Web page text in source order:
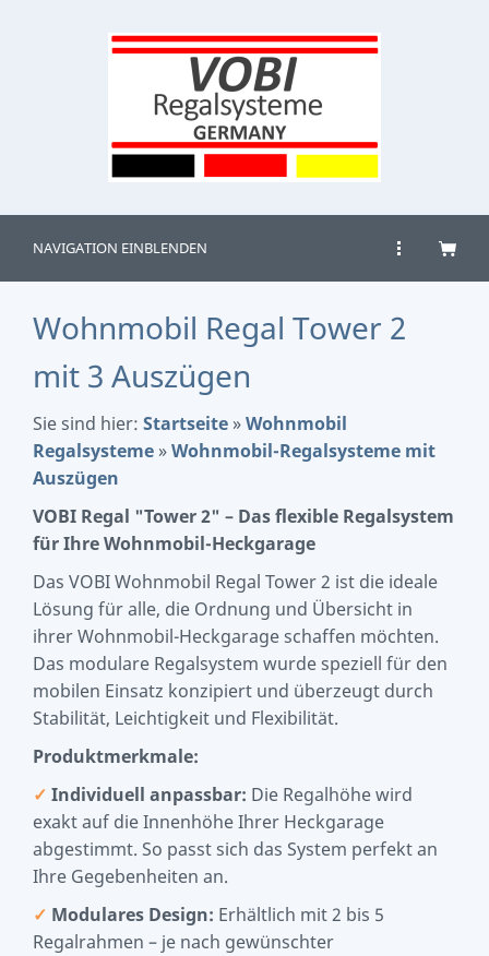
NAVIGATION EINBLENDEN
Wohnmobil Regal Tower 2
mit 3 Auszügen
Sie sind hier: Startseite »Wohnmobil
Regalsysteme »Wohnmobil-Regalsysteme mit
Auszügen
VOBI Regal "Tower 2" – Das flexible Regalsystem
für Ihre Wohnmobil-Heckgarage
Das VOBI Wohnmobil Regal Tower 2 ist die ideale
Lösung für alle, die Ordnung und Übersicht in
ihrer Wohnmobil-Heckgarage schaffen möchten.
Das modulare Regalsystem wurde speziell für den
mobilen Einsatz konzipiert und überzeugt durch
Stabilität, Leichtigkeit und Flexibilität.
Produktmerkmale:
✓ Individuell anpassbar: Die Regalhöhe wird
exakt auf die Innenhöhe Ihrer Heckgarage
abgestimmt. So passt sich das System perfekt an
Ihre Gegebenheiten an.
✓ Modulares Design: Erhältlich mit 2 bis 5
Regalrahmen – je nach gewünschter